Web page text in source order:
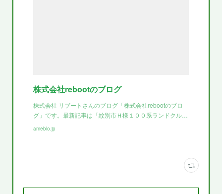
株式会社rebootのブログ
株式会社 リブートさんのブログ「株式会社rebootのブロ
グ」です。最新記事は「紋別市Ｈ様１００系ランドクル…
ameblo.jp